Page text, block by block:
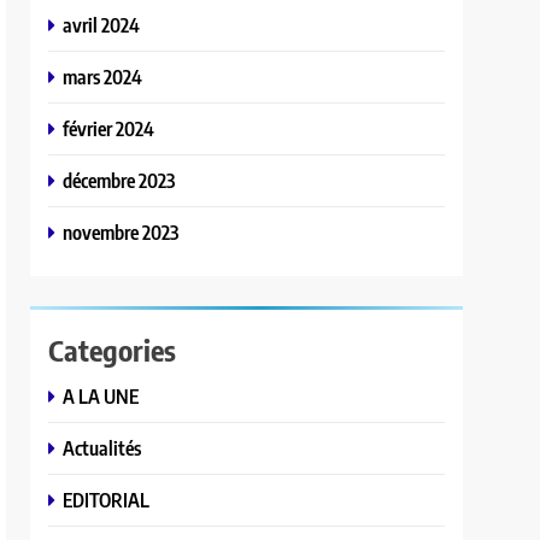
avril 2024
mars 2024
février 2024
décembre 2023
novembre 2023
Categories
A LA UNE
Actualités
EDITORIAL